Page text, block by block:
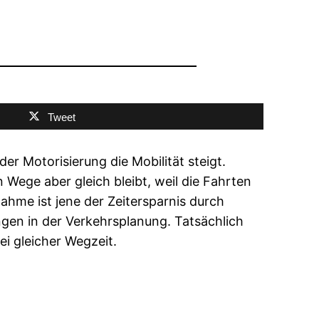
Tweet
Motorisierung die Mobilität steigt.
aber gleich bleibt, weil die Fahrten
ist jene der Zeitersparnis durch
in der Verkehrsplanung. Tatsächlich
gleicher Wegzeit.